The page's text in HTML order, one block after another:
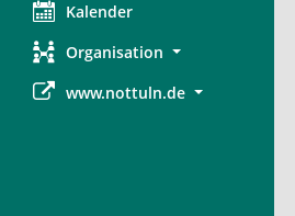
Kalender
Organisation
www.nottuln.de